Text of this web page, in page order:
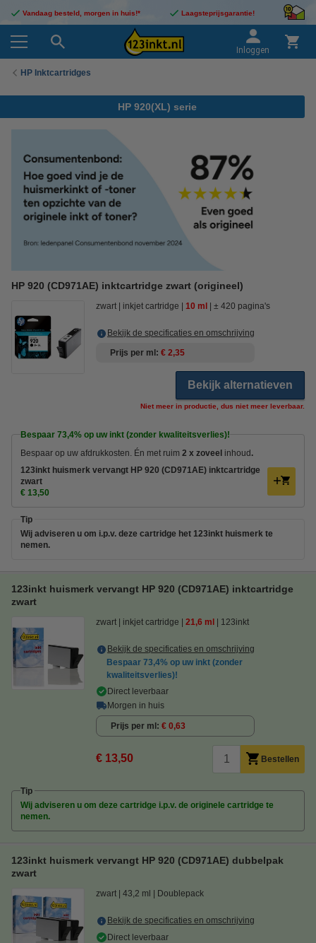
Vandaag besteld, morgen in huis!* Laagsteprijsgarantie!
Inloggen
HP Inktcartridges
HP 920(XL) serie
HP 920 (CD971AE) inktcartridge zwart (origineel)
zwart inkjet cartridge 10 ml ± 420 pagina's
Bekijk de specificaties en omschrijving
Prijs per ml
€ 2,35
Bekijk alternatieven
Niet meer in productie, dus niet meer leverbaar.
Bespaar 73,4% op uw inkt (zonder kwaliteitsverlies)!
Bespaar op uw afdrukkosten. Én met ruim 2 x zoveel inhoud .
123inkt huismerk vervangt HP 920 (CD971AE) inktcartridge
zwart
€ 13,50
Tip
Wij adviseren u om i.p.v. deze cartridge het 123inkt huismerk te
nemen.
123inkt huismerk vervangt HP 920 (CD971AE) inktcartridge
zwart
zwart inkjet cartridge 21,6 ml 123inkt
Bekijk de specificaties en omschrijving
Bespaar 73,4% op uw inkt (zonder
kwaliteitsverlies)!
Direct leverbaar
Morgen in huis
Prijs per ml € 0,63
€ 13,50 Bestellen
Tip
Wij adviseren u om deze cartridge i.p.v. de originele cartridge te
nemen.
123inkt huismerk vervangt HP 920 (CD971AE) dubbelpak
zwart
zwart 43,2 ml Doublepack
Bekijk de specificaties en omschrijving
Direct leverbaar